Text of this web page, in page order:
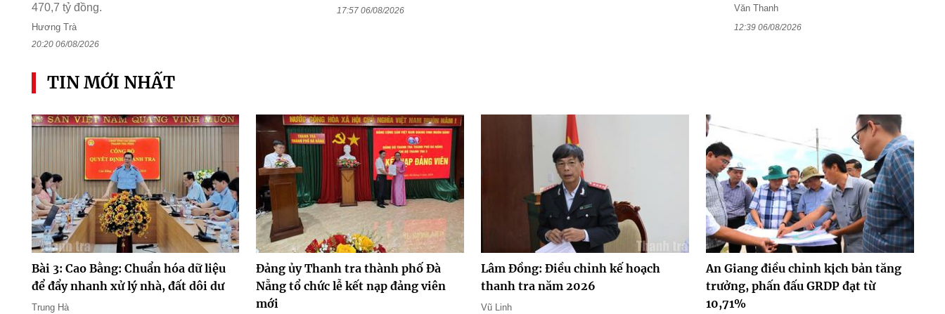
470,7 tỷ đồng.
Hương Trà
20:20 06/08/2026
17:57 06/08/2026 Văn Thanh
12:39 06/08/2026
TIN MỚI NHẤT
Bài 3: Cao Bằng: Chuẩn hóa dữ liệu
để đẩy nhanh xử lý nhà, đất dôi dư
Trung Hà
Đảng ủy Thanh tra thành phố Đà
Nẵng tổ chức lễ kết nạp đảng viên
mới
Lâm Đồng: Điều chỉnh kế hoạch
thanh tra năm 2026
Vũ Linh
An Giang điều chỉnh kịch bản tăng
trưởng, phấn đấu GRDP đạt từ
10,71%